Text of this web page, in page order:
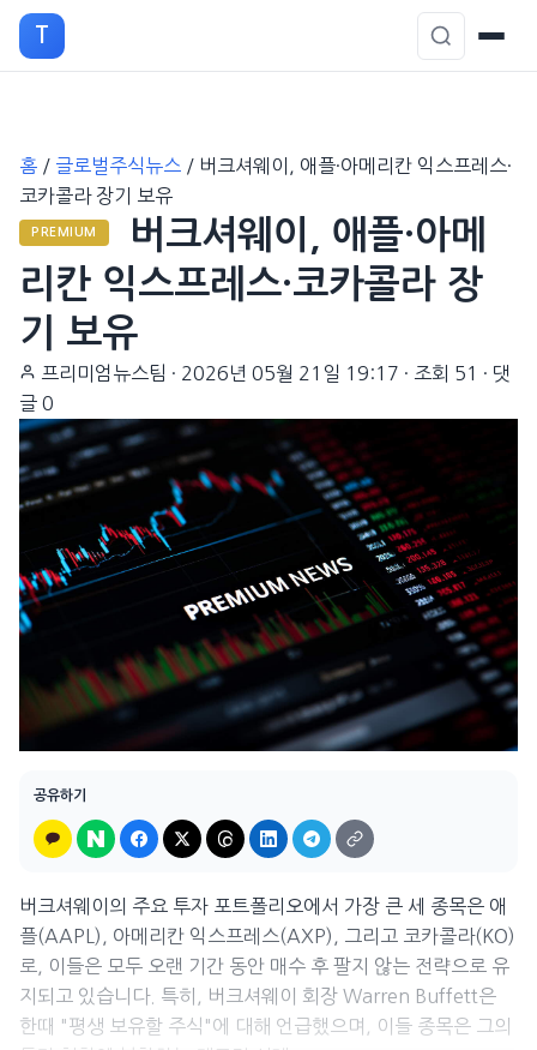
T
홈 / 글로벌주식뉴스 / 버크셔웨이, 애플·아메리칸 익스프레스·
코카콜라 장기 보유
PREMIUM
버크셔웨이, 애플·아메
리칸 익스프레스·코카콜라 장
기 보유
프리미엄뉴스팀 · 2026년 05월 21일 19:17 · 조회 51 · 댓
글 0
공유하기
버크셔웨이의 주요 투자 포트폴리오에서 가장 큰 세 종목은 애
플(AAPL), 아메리칸 익스프레스(AXP), 그리고 코카콜라(KO)
로, 이들은 모두 오랜 기간 동안 매수 후 팔지 않는 전략으로 유
지되고 있습니다. 특히, 버크셔웨이 회장 Warren Buffett은
한때 "평생 보유할 주식"에 대해 언급했으며, 이들 종목은 그의